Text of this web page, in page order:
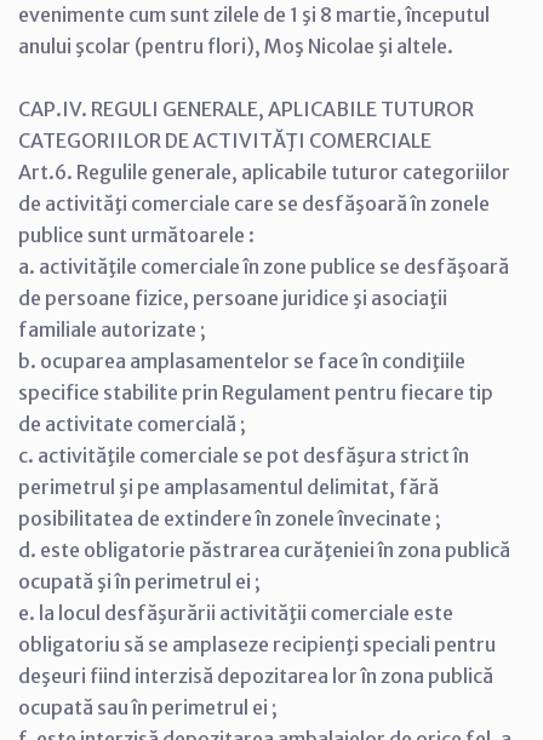
evenimente cum sunt zilele de 1 şi 8 martie, începutul
anului şcolar (pentru flori), Moş Nicolae şi altele.
CAP.IV. REGULI GENERALE, APLICABILE TUTUROR
CATEGORIILOR DE ACTIVITĂŢI COMERCIALE
Art.6. Regulile generale, aplicabile tuturor categoriilor
de activităţi comerciale care se desfăşoară în zonele
publice sunt următoarele :
a. activităţile comerciale în zone publice se desfăşoară
de persoane fizice, persoane juridice şi asociaţii
familiale autorizate ;
b. ocuparea amplasamentelor se face în condiţiile
specifice stabilite prin Regulament pentru fiecare tip
de activitate comercială ;
c. activităţile comerciale se pot desfăşura strict în
perimetrul şi pe amplasamentul delimitat, fără
posibilitatea de extindere în zonele învecinate ;
d. este obligatorie păstrarea curăţeniei în zona publică
ocupată şi în perimetrul ei ;
e. la locul desfăşurării activităţii comerciale este
obligatoriu să se amplaseze recipienţi speciali pentru
deşeuri fiind interzisă depozitarea lor în zona publică
ocupată sau în perimetrul ei ;